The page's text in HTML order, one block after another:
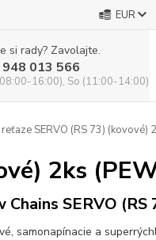
EUR
si rady? Zavolajte.
013 566
16:00), So (11:00-14:00)
SERVO (RS 73) (kovové)
2ks
Chains SERVO (RS
samonapínacie a